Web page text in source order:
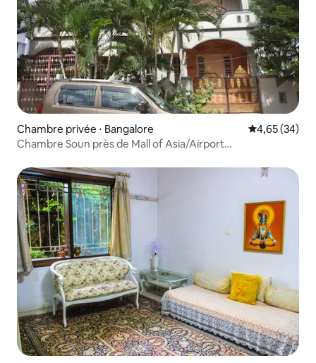
Chambre privée ⋅ Bangalore Évaluation
4,65 (34)
Chambre Soun près de Mall of Asia/Airport